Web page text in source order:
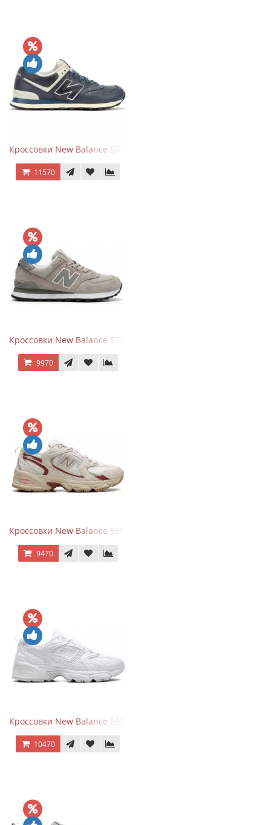
Кроссовки New Balance 574 Classic Blue White Leather
11570
Кроссовки New Balance 574 Silver Summer Fog
9970
Кроссовки New Balance 530 Festival Pack Clay
9470
Кроссовки New Balance 530 Total White Silver
10470